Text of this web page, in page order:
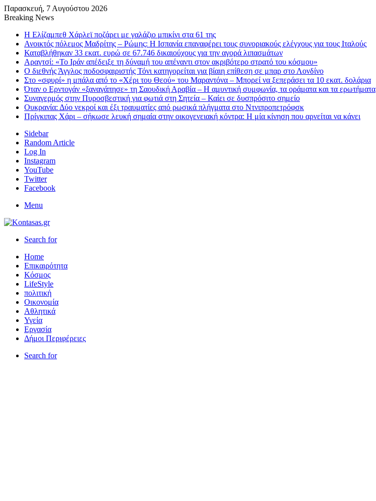
Παρασκευή, 7 Αυγούστου 2026
Breaking News
Η Ελίζαμπεθ Χάρλεϊ ποζάρει με γαλάζιο μπικίνι στα 61 της
Ανοικτός πόλεμος Μαδρίτης – Ρώμης: Η Ισπανία επαναφέρει τους συνοριακούς ελέγχους για τους Ιταλούς
Καταβλήθηκαν 33 εκατ. ευρώ σε 67.746 δικαιούχους για την αγορά λιπασμάτων
Αραγτσί: «Το Ιράν απέδειξε τη δύναμή του απέναντι στον ακριβότερο στρατό του κόσμου»
Ο διεθνής Άγγλος ποδοσφαιριστής Τόνι κατηγορείται για βίαιη επίθεση σε μπαρ στο Λονδίνο
Στο «σφυρί» η μπάλα από το «Χέρι του Θεού» του Μαραντόνα – Μπορεί να ξεπεράσει τα 10 εκατ. δολάρια
Όταν ο Ερντογάν «ξαναγάπησε» τη Σαουδική Αραβία – Η αμυντική συμφωνία, τα οράματα και τα ερωτήματα
Συναγερμός στην Πυροσβεστική για φωτιά στη Σητεία – Καίει σε δυσπρόσιτο σημείο
Ουκρανία: Δύο νεκροί και έξι τραυματίες από ρωσικά πλήγματα στο Ντνιπροπετρόφσκ
Πρίγκιπας Χάρι – σήκωσε λευκή σημαία στην οικογενειακή κόντρα: Η μία κίνηση που αρνείται να κάνει
Sidebar
Random Article
Log In
Instagram
YouTube
Twitter
Facebook
Menu
Search for
Home
Επικαιρότητα
Κόσμος
LifeStyle
πολιτική
Οικονομία
Αθλητικά
Υγεία
Εργασία
Δήμοι Περιφέρειες
Search for